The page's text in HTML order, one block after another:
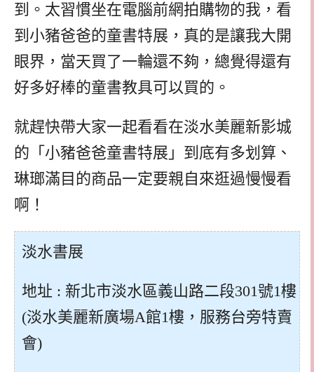
到。太習慣坐在電腦前網拍購物的我，看
到小豬爸爸的童書特展，真的是讓我大開
眼界，當天買了一輪還不夠，總覺得還有
好多好棒的童書教具可以買的。
就趕快帶大家一起看看在淡水美麗新影城
的「小豬爸爸童書特展」到底有多划算、
琳瑯滿目的商品一定要親自來逛過慢慢看
啊！
淡水書展
地址 : 新北市淡水區義山路二段301號1樓
(淡水美麗新廣場A館1樓，服務台旁特賣
會)